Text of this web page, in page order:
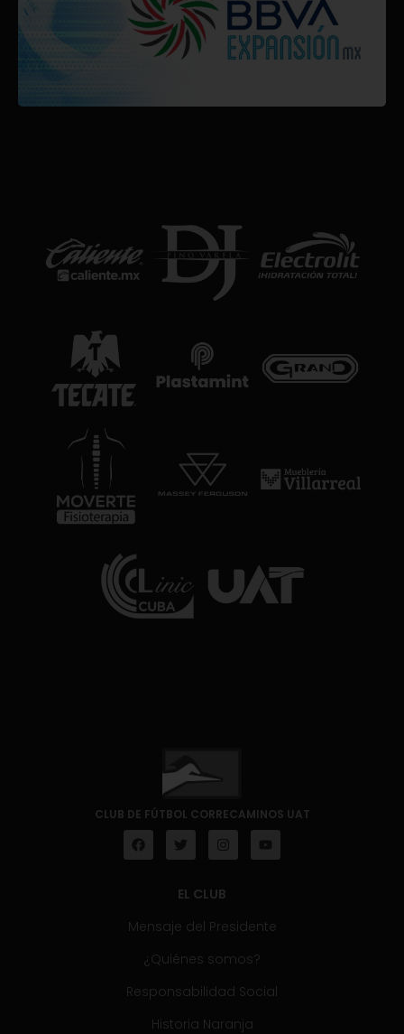
CLUB DE FÚTBOL CORRECAMINOS UAT
EL CLUB
Mensaje del Presidente
¿Quiénes somos?
Responsabilidad Social
Historia Naranja